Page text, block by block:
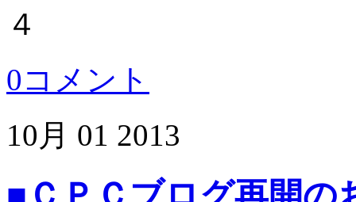
４
0コメント
10月 01 2013